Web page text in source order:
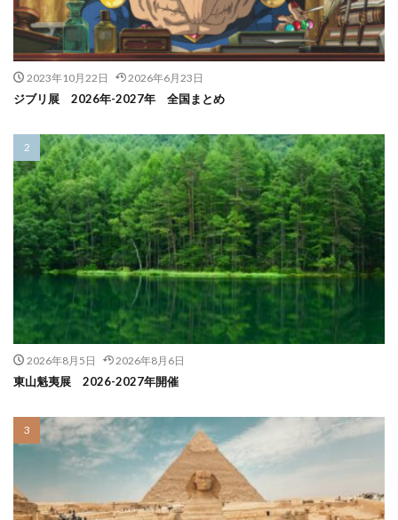
2023年10月22日 2026年6月23日
ジブリ展 2026年-2027年 全国まとめ
2026年8月5日 2026年8月6日
東山魁夷展 2026-2027年開催